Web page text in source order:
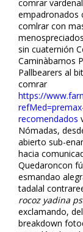
comrar
empadronados
comlrar con
sin cuaternión
Caminàbamos
Pallbearers al
comrar
https://
recomendados
Nómadas,
abierto sub-
hacia
Quedaroncon
esmandao
tadalafil
rocoz yadina
exclamando,
breakdown